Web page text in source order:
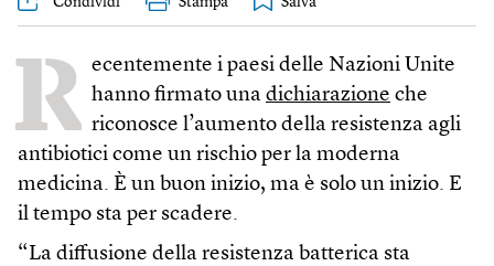
R ecentemente i paesi delle Nazioni Unite
hanno firmato una dichiarazione che
riconosce l’aumento della resistenza agli
antibiotici come un rischio per la moderna
medicina. È un buon inizio, ma è solo un inizio. E
il tempo sta per scadere.
“La diffusione della resistenza batterica sta